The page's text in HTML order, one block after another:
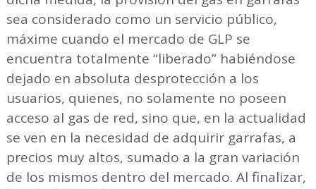
sea considerado como un servicio público,
máxime cuando el mercado de GLP se
encuentra totalmente “liberado” habiéndose
dejado en absoluta desprotección a los
usuarios, quienes, no solamente no poseen
acceso al gas de red, sino que, en la actualidad
se ven en la necesidad de adquirir garrafas, a
precios muy altos, sumado a la gran variación
de los mismos dentro del mercado. Al finalizar,